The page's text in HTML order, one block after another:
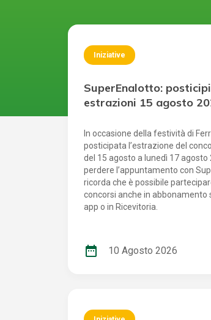
Iniziative
SuperEnalotto: posticipi
estrazioni 15 agosto
In occasione della festività di
posticipata l’estrazione del concorso:
del 15 agosto a lunedì 17 agosto 2026
perdere l’appuntamento con
ricorda che è possibile
concorsi anche in abbonamento
app o in Ricevitoria.
date_range 10 Agosto 2026